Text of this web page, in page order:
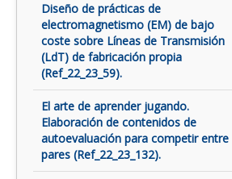
Diseño de prácticas de
electromagnetismo (EM) de bajo
coste sobre Líneas de Transmisión
(LdT) de fabricación propia
(Ref_22_23_59).
El arte de aprender jugando.
Elaboración de contenidos de
autoevaluación para competir entre
pares (Ref_22_23_132).